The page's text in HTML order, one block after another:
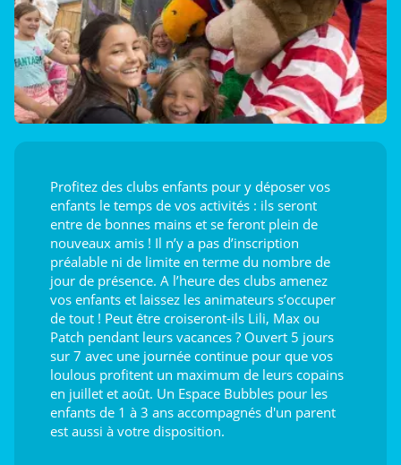
Profitez des clubs enfants pour y déposer vos
enfants le temps de vos activités : ils seront
entre de bonnes mains et se feront plein de
nouveaux amis ! Il n’y a pas d’inscription
préalable ni de limite en terme du nombre de
jour de présence. A l’heure des clubs amenez
vos enfants et laissez les animateurs s’occuper
de tout ! Peut être croiseront-ils Lili, Max ou
Patch pendant leurs vacances ? Ouvert 5 jours
sur 7 avec une journée continue pour que vos
loulous profitent un maximum de leurs copains
en juillet et août. Un Espace Bubbles pour les
enfants de 1 à 3 ans accompagnés d'un parent
est aussi à votre disposition.